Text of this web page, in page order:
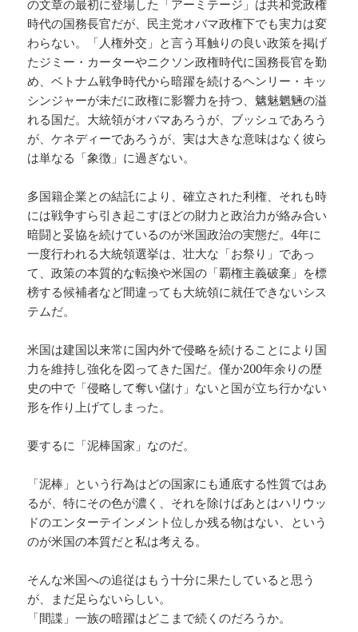
の文章の最初に登場した「アーミテージ」は共和党政権
時代の国務長官だが、民主党オバマ政権下でも実力は変
わらない。「人権外交」と言う耳触りの良い政策を掲げ
たジミー・カーターやニクソン政権時代に国務長官を勤
め、ベトナム戦争時代から暗躍を続けるヘンリー・キッ
シンジャーが未だに政権に影響力を持つ、魑魅魍魎の溢
れる国だ。大統領がオバマあろうが、ブッシュであろう
が、ケネディーであろうが、実は大きな意味はなく彼ら
は単なる「象徴」に過ぎない。
多国籍企業との結託により、確立された利権、それも時
には戦争すら引き起こすほどの財力と政治力が絡み合い
暗闘と妥協を続けているのが米国政治の実態だ。4年に
一度行われる大統領選挙は、壮大な「お祭り」であっ
て、政策の本質的な転換や米国の「覇権主義破棄」を標
榜する候補者など間違っても大統領に就任できないシス
テムだ。
米国は建国以来常に国内外で侵略を続けることにより国
力を維持し強化を図ってきた国だ。僅か200年余りの歴
史の中で「侵略して奪い儲け」ないと国が立ち行かない
形を作り上げてしまった。
要するに「泥棒国家」なのだ。
「泥棒」という行為はどの国家にも通底する性質ではあ
るが、特にその色が濃く、それを除けばあとはハリウッ
ドのエンターテインメント位しか残る物はない、という
のが米国の本質だと私は考える。
そんな米国への追従はもう十分に果たしていると思う
が、まだ足らないらしい。
「間諜」一族の暗躍はどこまで続くのだろうか。